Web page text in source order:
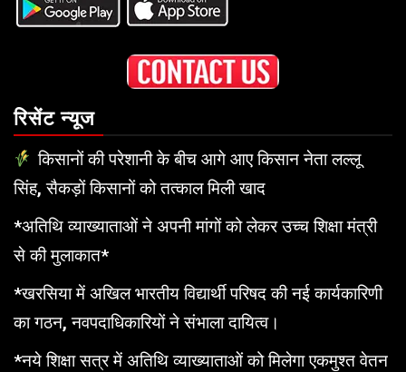
रिसेंट न्यूज
किसानों की परेशानी के बीच आगे आए किसान नेता लल्लू
सिंह, सैकड़ों किसानों को तत्काल मिली खाद
*अतिथि व्याख्याताओं ने अपनी मांगों को लेकर उच्च शिक्षा मंत्री
से की मुलाकात*
*खरसिया में अखिल भारतीय विद्यार्थी परिषद की नई कार्यकारिणी
का गठन, नवपदाधिकारियों ने संभाला दायित्व।
*नये शिक्षा सत्र में अतिथि व्याख्याताओं को मिलेगा एकमुश्त वेतन